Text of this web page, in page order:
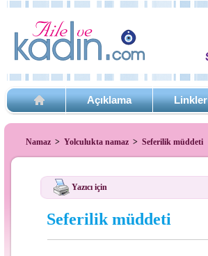
Açıklama Linkler
Namaz > Yolculukta namaz > Seferilik müddeti
Yazıcı için
Seferilik müddeti